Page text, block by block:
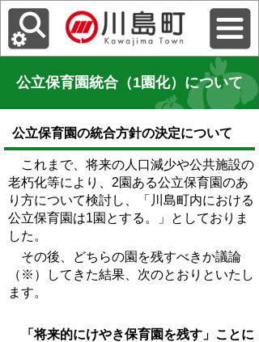
公立保育園統合（1園化）について
公立保育園の統合方針の決定について
これまで、将来の人口減少や公共施設の
老朽化等により、2園ある公立保育園のあ
り方について検討し、「川島町内における
公立保育園は1園とする。」としておりま
した。
その後、どちらの園を残すべきか議論
（※）してきた結果、次のとおりといたし
ます。
「将来的にけやき保育園を残す」ことに